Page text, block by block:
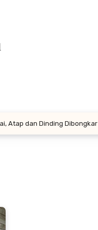
Atap dan Dinding Dibongkar